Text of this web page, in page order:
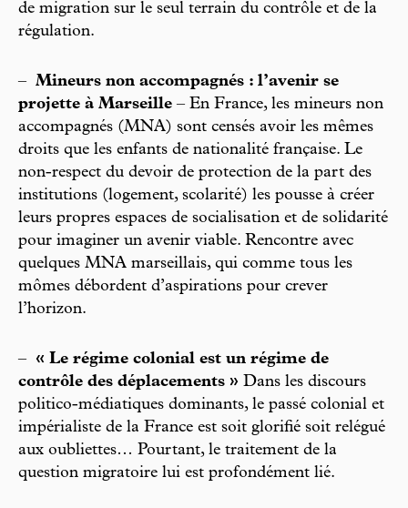
de migration sur le seul terrain du contrôle et de la
régulation.
– Mineurs non accompagnés : l’avenir se
projette à Marseille – En France, les mineurs non
accompagnés (MNA) sont censés avoir les mêmes
droits que les enfants de nationalité française. Le
non-respect du devoir de protection de la part des
institutions (logement, scolarité) les pousse à créer
leurs propres espaces de socialisation et de solidarité
pour imaginer un avenir viable. Rencontre avec
quelques MNA marseillais, qui comme tous les
mômes débordent d’aspirations pour crever
l’horizon.
–
« Le régime colonial est un régime de
contrôle des déplacements » Dans les discours
politico-médiatiques dominants, le passé colonial et
impérialiste de la France est soit glorifié soit relégué
aux oubliettes… Pourtant, le traitement de la
question migratoire lui est profondément lié.